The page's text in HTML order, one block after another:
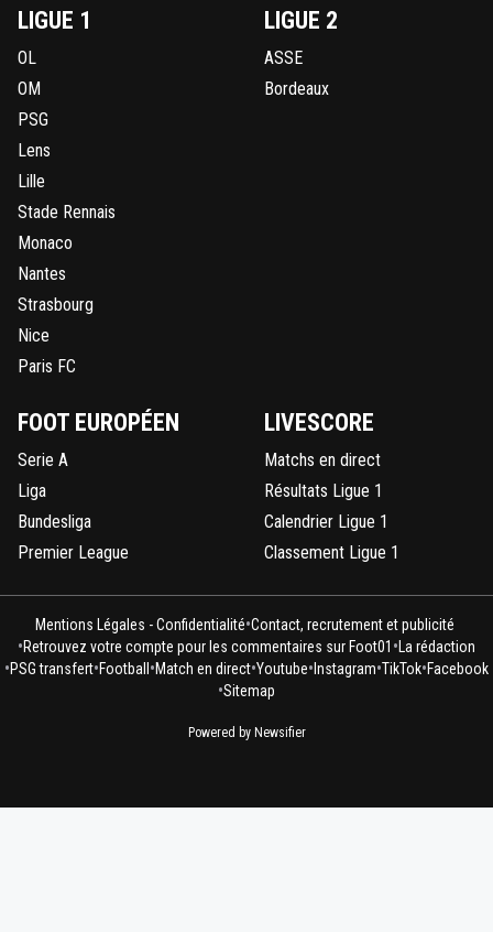
LIGUE 1
OL
OM
PSG
Lens
Lille
Stade Rennais
Monaco
Nantes
Strasbourg
Nice
Paris FC
LIGUE 2
ASSE
Bordeaux
FOOT EUROPÉEN
Serie A
Liga
Bundesliga
Premier League
LIVESCORE
Matchs en direct
Résultats Ligue 1
Calendrier Ligue 1
Classement Ligue 1
Mentions Légales - Confidentialité•Contact, recrutement et publicité
•Retrouvez votre compte pour les commentaires sur Foot01 • La rédaction
•PSG transfert•Football •Match en direct•Youtube• Instagram•TikTok•Facebook
•Sitemap
Powered by Newsifier